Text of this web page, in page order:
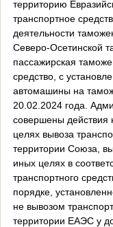
территорию
транспортное
деятельности
Северо-Осетинской
пассажирская
средство, с
автомашины на
20.02.2024 года.
совершены действия
целях вывоза
территории Союза,
иных целях в
транспортного
порядке,
не вывозом
территории ЕАЭС у